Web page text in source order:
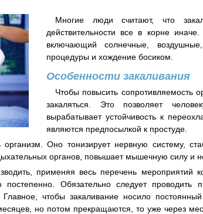
Многие люди считают, что
действительности все в корне
включающий солнечные,
процедуры и хождение босиком.
Особенности закаливания
Чтобы повысить сопротивляемость
закаляться. Это позволяет
вырабатывает устойчивость к
являются предпосылкой к простуде.
организм. Оно тонизирует нервную систему,
органов, повышает мышечную силу и
применяя весь перечень мероприятий
постепенно. Обязательно следует проводить
Главное, чтобы закаливание носило
но потом прекращаются, то уже через